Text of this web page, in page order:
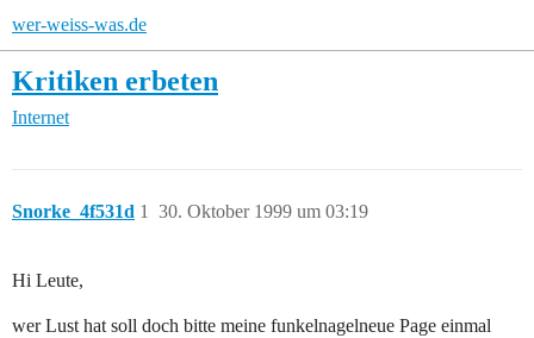
wer-weiss-was.de
Kritiken erbeten
Internet
Snorke_4f531d 30. Oktober 1999 um 03:19
1
Hi Leute,
wer Lust hat soll doch bitte meine funkelnagelneue Page einmal